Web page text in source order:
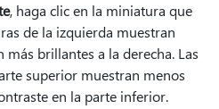
, haga clic en la miniatura que
de la izquierda muestran
más brillantes a la derecha. Las
superior muestran menos
en la parte inferior.